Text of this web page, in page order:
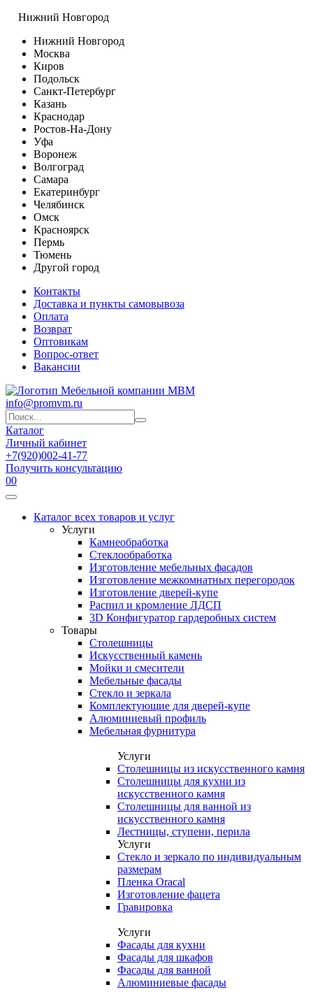
Нижний Новгород
Нижний Новгород
Москва
Киров
Подольск
Санкт-Петербург
Казань
Краснодар
Ростов-На-Дону
Уфа
Воронеж
Волгоград
Самара
Екатеринбург
Челябинск
Омск
Красноярск
Пермь
Тюмень
Другой город
Контакты
Доставка и пункты самовывоза
Оплата
Возврат
Оптовикам
Вопрос-ответ
Вакансии
info@promvm.ru
Каталог
Личный кабинет
+7(920)002-41-77
Получить консультацию
00
Каталог всех товаров и услуг
Услуги
Камнеобработка
Стеклообработка
Изготовление мебельных фасадов
Изготовление межкомнатных перегородок
Изготовление дверей-купе
Распил и кромление ЛДСП
3D Конфигуратор гардеробных систем
Товары
Столешницы
Искусственный камень
Мойки и смесители
Мебельные фасады
Стекло и зеркала
Комплектующие для дверей-купе
Алюминиевый профиль
Мебельная фурнитура
Услуги
Столешницы из искусственного камня
Столешницы для кухни из
искусственного камня
Столешницы для ванной из
искусственного камня
Лестницы, ступени, перила
Услуги
Стекло и зеркало по индивидуальным
размерам
Пленка Oracal
Изготовление фацета
Гравировка
Услуги
Фасады для кухни
Фасады для шкафов
Фасады для ванной
Алюминиевые фасады